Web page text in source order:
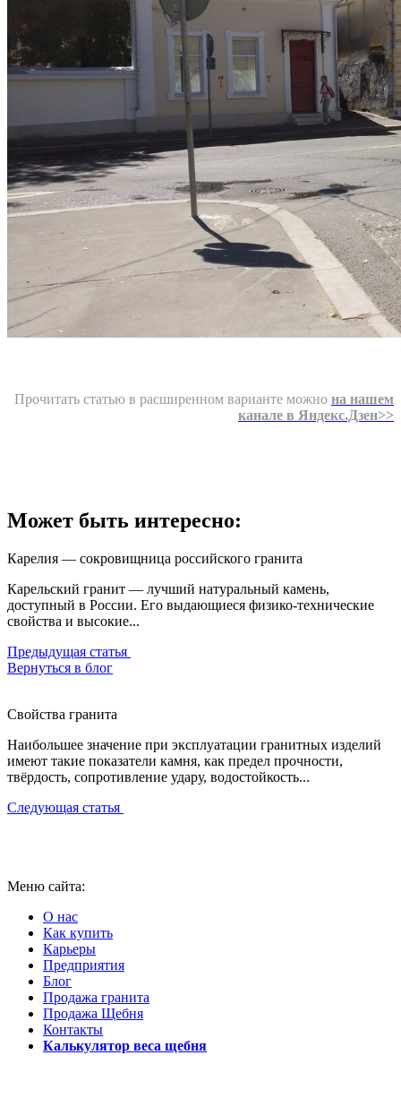
Прочитать статью в расширенном варианте можно на нашем
канале в Яндекс.Дзен>>
Может быть интересно:
Карелия — сокровищница российского гранита
Карельский гранит — лучший натуральный камень,
доступный в России. Его выдающиеся физико-технические
свойства и высокие...
Предыдущая статья
Вернуться в блог
Свойства гранита
Наибольшее значение при эксплуатации гранитных изделий
имеют такие показатели камня, как предел прочности,
твёрдость, сопротивление удару, водостойкость...
Следующая статья
Меню сайта:
О нас
Как купить
Карьеры
Предприятия
Блог
Продажа гранита
Продажа Щебня
Контакты
Калькулятор веса щебня